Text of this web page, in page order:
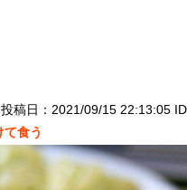
投稿日：2021/09/15 22:13:05